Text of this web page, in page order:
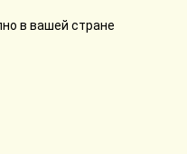
в вашей стране